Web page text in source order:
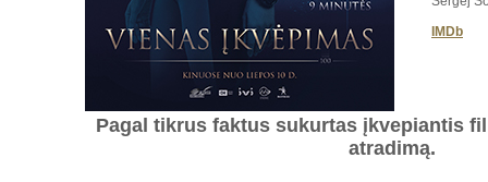
IMDb
Pagal tikrus faktus sukurtas įkvepiantis
atradimą.